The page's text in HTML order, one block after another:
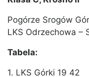
Pogórze Srogów
LKS Odrzechowa –
Tabela:
1. LKS Górki 19 42